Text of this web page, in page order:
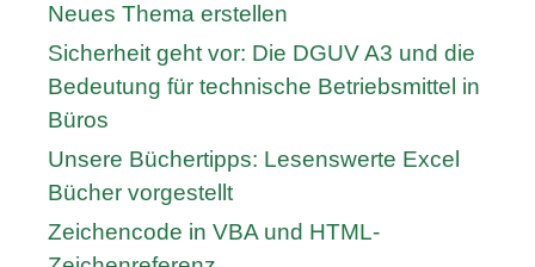
Neues Thema erstellen
Sicherheit geht vor: Die DGUV A3 und die
Bedeutung für technische Betriebsmittel in
Büros
Unsere Büchertipps: Lesenswerte Excel
Bücher vorgestellt
Zeichencode in VBA und HTML-